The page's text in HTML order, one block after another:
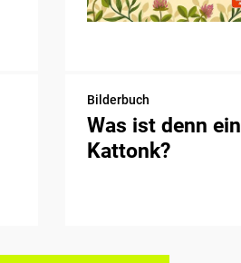
Bilderbuch
Was ist denn ein
Kattonk?